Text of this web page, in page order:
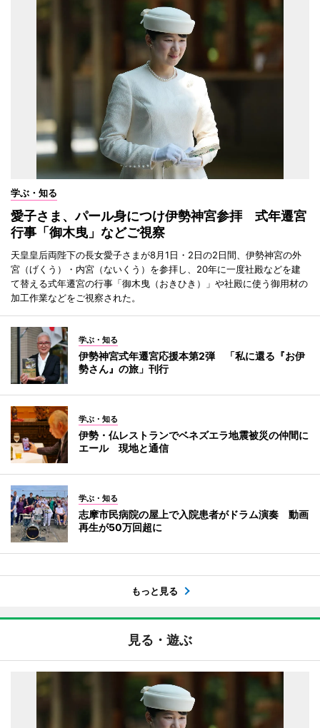
学ぶ・知る
愛子さま、パール身につけ伊勢神宮参拝 式年遷宮
行事「御木曳」などご視察
天皇皇后両陛下の長女愛子さまが8月1日・2日の2日間、伊勢神宮の外
宮（げくう）・内宮（ないくう）を参拝し、20年に一度社殿などを建
て替える式年遷宮の行事「御木曳（おきひき）」や社殿に使う御用材の
加工作業などをご視察された。
学ぶ・知る
伊勢神宮式年遷宮応援本第2弾 「私に還る『お伊
勢さん』の旅」刊行
学ぶ・知る
伊勢・仏レストランでベネズエラ地震被災の仲間に
エール 現地と通信
学ぶ・知る
志摩市民病院の屋上で入院患者がドラム演奏 動画
再生が50万回超に
もっと見る
見る・遊ぶ